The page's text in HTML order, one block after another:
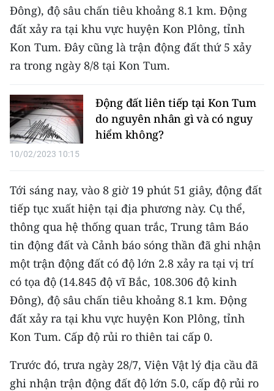
Media Văn hóa
Media Xã hội
Media Pháp luật
Media Du lịch
Media Thế giới
Media Thể thao
Media Y tế
Media Khoa học - Công nghệ
Media Môi trường
Ảnh
Infographic
TIN ĐỊA PHƯƠNG
Đông), độ sâu chấn tiêu khoảng 8.1 km. Động
đất xảy ra tại khu vực huyện Kon Plông, tỉnh
Kon Tum. Đây cũng là trận động đất thứ 5 xảy
ra trong ngày 8/8 tại Kon Tum.
Động đất liên tiếp tại Kon Tum
do nguyên nhân gì và có nguy
hiểm không?
10/02/2023 10:15
Tới sáng nay, vào 8 giờ 19 phút 51 giây, động đất
tiếp tục xuất hiện tại địa phương này. Cụ thể,
thông qua hệ thống quan trắc, Trung tâm Báo
tin động đất và Cảnh báo sóng thần đã ghi nhận
một trận động đất có độ lớn 2.8 xảy ra tại vị trí
có tọa độ (14.845 độ vĩ Bắc, 108.306 độ kinh
Đông), độ sâu chấn tiêu khoảng 8.1 km. Động
đất xảy ra tại khu vực huyện Kon Plông, tỉnh
Kon Tum. Cấp độ rủi ro thiên tai cấp 0.
Trước đó, trưa ngày 28/7, Viện Vật lý địa cầu đã
ghi nhận trận động đất độ lớn 5.0, cấp độ rủi ro